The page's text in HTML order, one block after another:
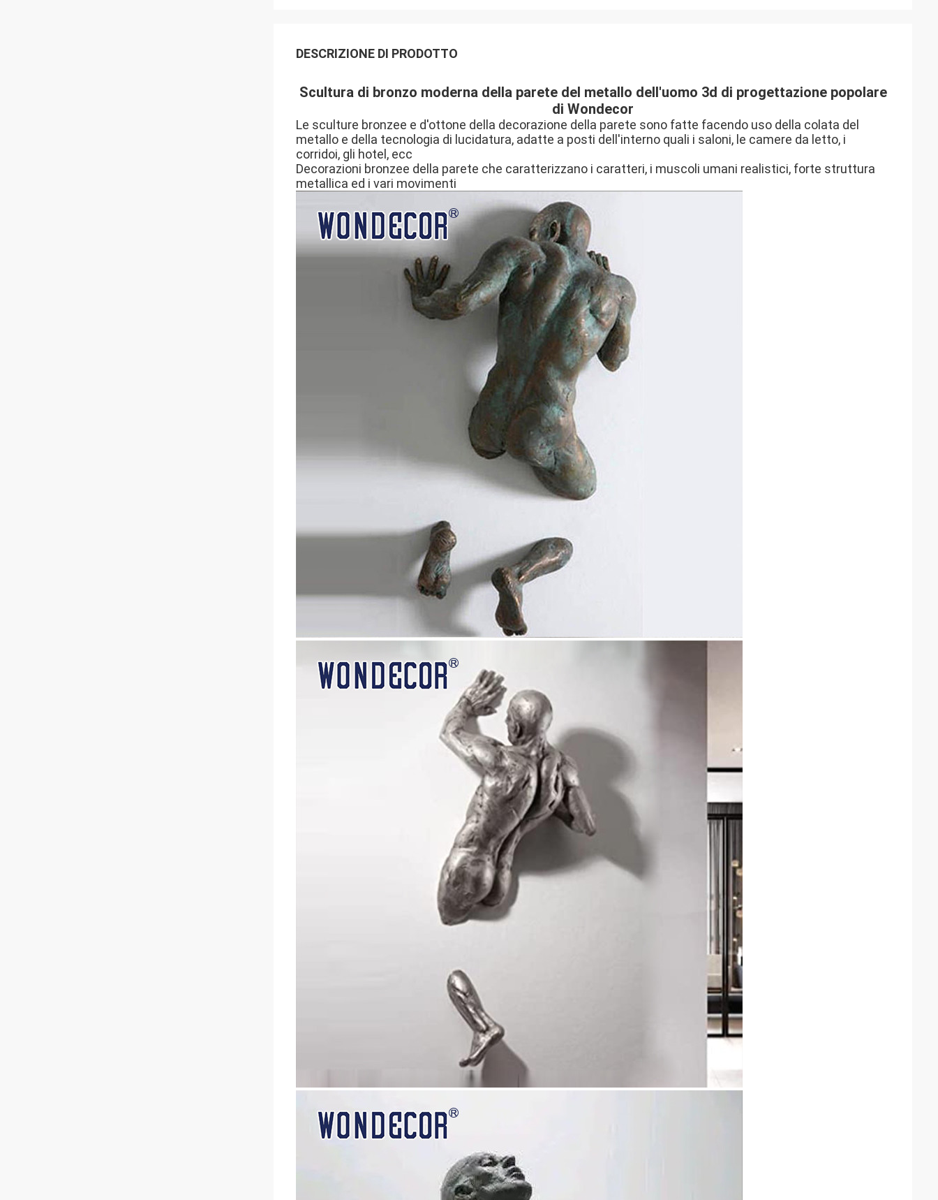
DESCRIZIONE DI PRODOTTO
Scultura di bronzo moderna della parete del metallo dell'uomo 3d di progettazione popolare
di Wondecor
Le sculture bronzee e d'ottone della decorazione della parete sono fatte facendo uso della colata del
metallo e della tecnologia di lucidatura, adatte a posti dell'interno quali i saloni, le camere da letto, i
corridoi, gli hotel, ecc
Decorazioni bronzee della parete che caratterizzano i caratteri, i muscoli umani realistici, forte struttura
metallica ed i vari movimenti